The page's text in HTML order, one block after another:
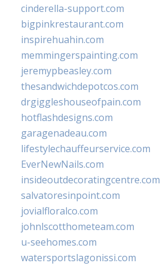
cinderella-support.com
bigpinkrestaurant.com
inspirehuahin.com
memmingerspainting.com
jeremypbeasley.com
thesandwichdepotcos.com
drgiggleshouseofpain.com
hotflashdesigns.com
garagenadeau.com
lifestylechauffeurservice.com
EverNewNails.com
insideoutdecoratingcentre.com
salvatoresinpoint.com
jovialfloralco.com
johnlscotthometeam.com
u-seehomes.com
watersportslagonissi.com